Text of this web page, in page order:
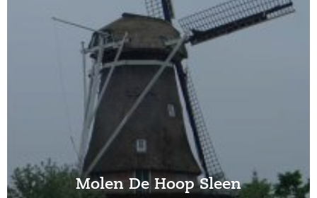
Molen De Hoop Sleen